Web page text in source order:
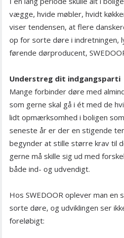
vægge, hvide møbler, hvidt
viser tendensen, at flere
op for sorte døre i indretningen,
førende dørproducent,
Understreg dit indgangsparti
Mange forbinder døre med
som gerne skal gå i ét med de
lidt opmærksomhed i boligen
seneste år er der en stigende
begynder at stille større krav til
gerne må skille sig ud med
både ind- og udvendigt.
Hos SWEDOOR oplever man
sorte døre, og udviklingen ser
foreløbigt: